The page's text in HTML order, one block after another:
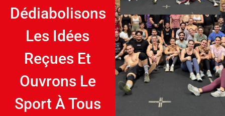
Dédiabolisons
Les Idées
Reçues Et
Ouvrons Le
Sport À Tous